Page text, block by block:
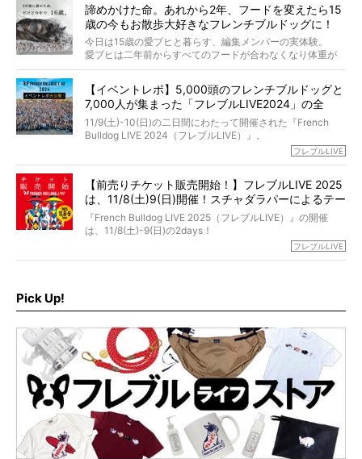
くれる？」
さらには、霊感がない人でも愛犬が成仏したことを知る方
法まで。
お笑い芸人だからこそ暗くなりすぎない、むしろ心がスッ
と軽くなる。
永久保存版のスペシャル対談です！
た。
僧侶としての名は「靖賢（せいけん）」。
当時54歳という年齢にして、なぜ動物専門僧侶という道を
選んだのか。
また、愛犬の旅立ちとどのように向き合うべきなのか。
た。
諦めかけた命。あれから2年、フードを変えたら15
歳の今もお散歩大好きなフレンチブルドッグに！
今日は15歳の愛ブヒと暮らす、編集メンバーの実体験。
愛ブヒは二年前からすべてのフードが合わなくなり体重が
激減。検査をしても異常はなく「年齢のせいですね…」と言
もう諦めるしかないのかな…そんなとき、我が家に届いたの
が「THE fu-do(ザ・フード)」の試食品でした。
そして「THE fu-do(ザ・フード)」を食べつづけて二年、愛
ブヒは15歳になり、今も元気にお散歩をしています。
今回は、二年前の絶望から今までを包み隠さず、時系列で
【イベントレポ】5,000頭のフレンチブルドッグと
7,000人が集まった「フレブルLIVE2024」の全
貌！
11/9(土)-10(日)の二日間にわたって開催された『French
Bulldog LIVE 2024（フレブルLIVE）』。
今年はのべ5,000頭のフレンチブルドッグと7,000人のフレ
day1の司会はフレブルラバーのロッチさん。day2の音楽フ
ェスには世代ど真ん中のPUFFYが出演するなど、例年以上
に豪華なラインナップ。
北は北海道、南は鹿児島県から。全国のフレンチブルドッ
グが一堂に会した「フレブルLIVE2024」の模様を、詳しく
フレブルLIVE
【前売りチケット販売開始！】フレブルLIVE 2025
は、11/8(土)9(日)開催！スチャダラパーによるテー
マソング制作も決定
『French Bulldog LIVE 2025（フレブルLIVE）』の開催
は、11/8(土)-9(日)の2days！
お得な前売りチケット、いよいよ販売スタートです！
ど、内容盛りだくさんでお送りしていますので、最後まで
お見逃しなく！
フレブルLIVE
Pick Up!